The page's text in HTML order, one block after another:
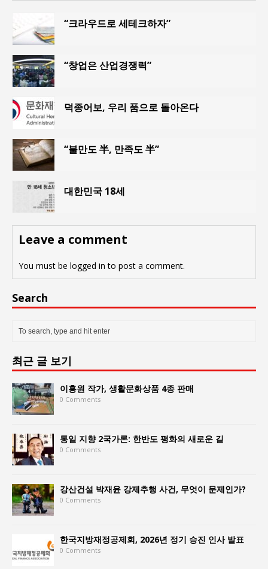
“크라우드로 세테크하자”
“창업은 산업경쟁력”
덕종어보, 우리 품으로 돌아온다
“불만도 半, 만족도 半”
대한민국 18세
Leave a comment
You must be logged in to post a comment.
Search
최근 글 보기
이홍원 작가, 생활문화상품 4종 판매
0 Comments
통일 지향 2국가론: 한반도 평화의 새로운 길
0 Comments
강산건설 박재윤 강제추행 사건, 무엇이 문제인가?
0 Comments
한국지방재정공제회, 2026년 정기 승진 인사 발표
0 Comments